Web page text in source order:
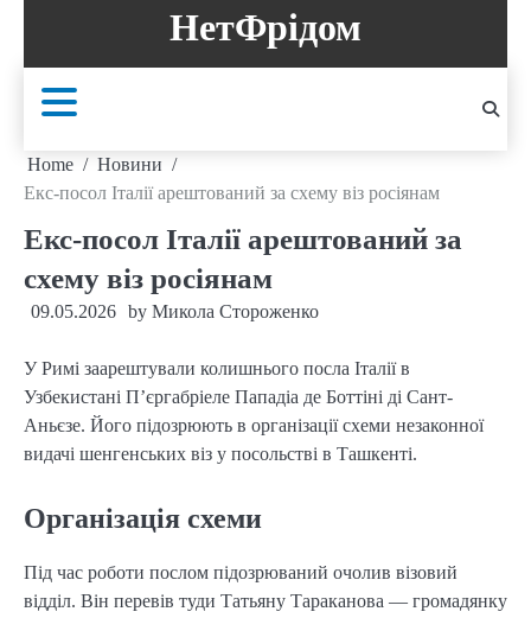
content
НетФрідом
Home
Новини
Екс-посол Італії арештований за схему віз росіянам
Екс-посол Італії арештований за
схему віз росіянам
09.05.2026 by Микола Стороженко
У Римі заарештували колишнього посла Італії в
Узбекистані П’єргабріеле Пападіа де Боттіні ді Сант-
Аньєзе. Його підозрюють в організації схеми незаконної
видачі шенгенських віз у посольстві в Ташкенті.
Організація схеми
Під час роботи послом підозрюваний очолив візовий
відділ. Він перевів туди Татьяну Тараканова — громадянку